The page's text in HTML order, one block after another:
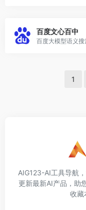
百度文心百中
1
AIG123-AI工具导航
更新最新AI产品，助
收藏